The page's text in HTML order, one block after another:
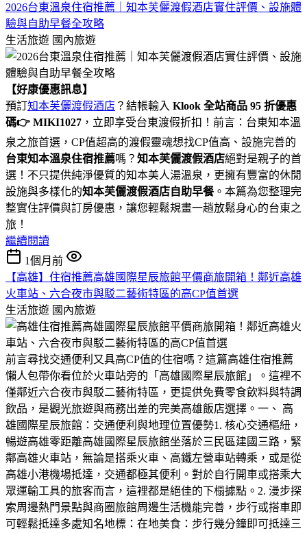
2026台東溫泉住宿推薦｜知本芙儷渡假酒店實住評價、設施體
驗與自助早餐全攻略
生活旅遊 國內旅遊
【好康優惠訊息】
預訂知本芙儷渡假酒店 ？結帳輸入 Klook 全站商品 95 折優惠
碼👉 MIKI1027 ，立即享受台東渡假折扣！前言：台東知本溫
泉之旅首選，CP值超高的渡假靈魂想找CP值高、設施完善的
台東知本溫泉住宿推薦嗎？ 知本芙儷渡假酒店絕對是親子的首
選！不只提供純淨優質的知本美人湯溫泉，更擁有豐富的休閒
設施與多樣化的知本芙儷渡假酒店自助早餐。本篇為您整理完
整實住評價與訂房優惠，讓您輕鬆規畫一趟放鬆身心的台東之
旅！
繼續閱讀
1個月前
【高雄】住宿推薦高雄國際星辰旅館平價商旅開箱！鄰近高雄
火車站、六合夜市與駁二藝術特區的高CP值首選
生活旅遊 國內旅遊
​前言​尋找交通便利又具高CP值的住宿嗎？這篇高雄住宿推薦
懶人包帶你看位於火車站旁的「高雄國際星辰旅館」。這裡不
僅鄰近六合夜市與駁二藝術特區，更提供免費零食飲料與特調
飲品，是觀光旅遊與商務出差的完美高雄飯店選擇。​一、 高
雄國際星辰旅館：交通便利與地理位置優勢​1. 核心交通樞紐，
暢遊高雄零距離​高雄國際星辰旅館坐落於三民區建國三路，緊
鄰高雄火車站，無論是搭乘火車、高鐵左營車站轉乘，或是從
高雄小港機場抵達，交通都極其便利。對於自行開車或搭乘大
眾運輸工具的旅客而言，這裡都是絕佳的下榻據點。​2. 漫步探
索周邊熱門景點與商圈​旅館周邊生活機能完善，步行或搭車即
可輕鬆抵達多處知名地標：​在地美食：步行幾分鐘即可抵達三